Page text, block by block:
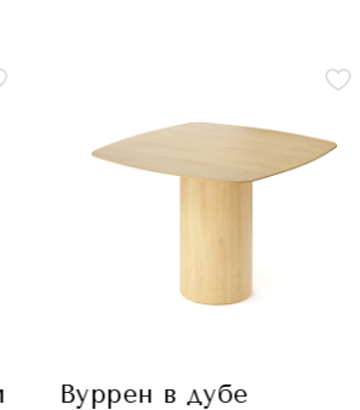
Вуррен в дубе